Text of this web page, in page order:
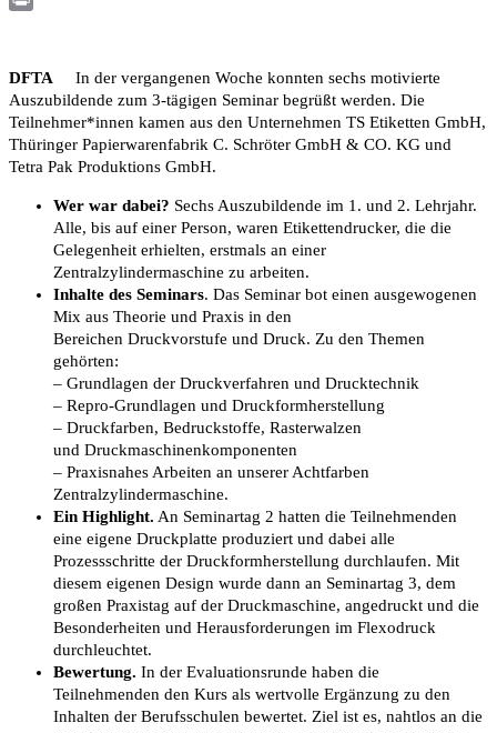
DFTA In der vergangenen Woche konnten sechs motivierte
Auszubildende zum 3-tägigen Seminar begrüßt werden. Die
Teilnehmer*innen kamen aus den Unternehmen TS Etiketten GmbH,
Thüringer Papierwarenfabrik C. Schröter GmbH & CO. KG und
Tetra Pak Produktions GmbH.
Wer war dabei? Sechs Auszubildende im 1. und 2. Lehrjahr.
Alle, bis auf einer Person, waren Etikettendrucker, die die
Gelegenheit erhielten, erstmals an einer
Zentralzylindermaschine zu arbeiten.
Inhalte des Seminars. Das Seminar bot einen ausgewogenen
Mix aus Theorie und Praxis in den
Bereichen Druckvorstufe und Druck. Zu den Themen
gehörten:
– Grundlagen der Druckverfahren und Drucktechnik
– Repro-Grundlagen und Druckformherstellung
– Druckfarben, Bedruckstoffe, Rasterwalzen
und Druckmaschinenkomponenten
– Praxisnahes Arbeiten an unserer Achtfarben
Zentralzylindermaschine.
Ein Highlight. An Seminartag 2 hatten die Teilnehmenden
eine eigene Druckplatte produziert und dabei alle
Prozessschritte der Druckformherstellung durchlaufen. Mit
diesem eigenen Design wurde dann an Seminartag 3, dem
großen Praxistag auf der Druckmaschine, angedruckt und die
Besonderheiten und Herausforderungen im Flexodruck
durchleuchtet.
Bewertung. In der Evaluationsrunde haben die
Teilnehmenden den Kurs als wertvolle Ergänzung zu den
Inhalten der Berufsschulen bewertet. Ziel ist es, nahtlos an die